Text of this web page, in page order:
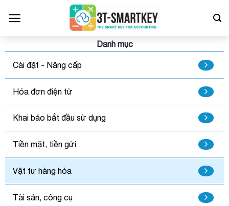
qua
Danh mục
Cài đặt - Nâng cấp
Hóa đơn điện tử
Khai báo bắt đầu sử dụng
Tiền mặt, tiền gửi
Vật tư hàng hóa
Tài sản, công cụ